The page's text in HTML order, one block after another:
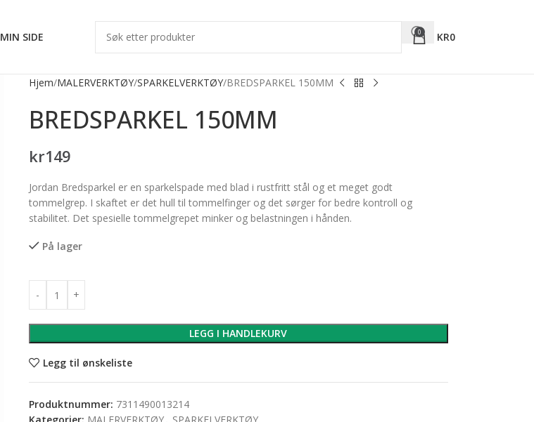
MIN SIDE 0 KR0
Hjem MALERVERKTØY SPARKELVERKTØY BREDSPARKEL 150MM
BREDSPARKEL 150MM
kr149
Jordan Bredsparkel er en sparkelspade med blad i rustfritt stål og et meget godt
tommelgrep. I skaftet er det hull til tommelfinger og det sørger for bedre kontroll og
stabilitet. Det spesielle tommelgrepet minker og belastningen i hånden.
På lager
LEGG I HANDLEKURV
Legg til ønskeliste
Produktnummer: 7311490013214